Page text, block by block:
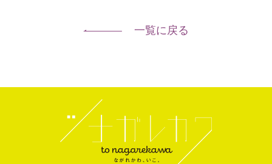
一覧に戻る